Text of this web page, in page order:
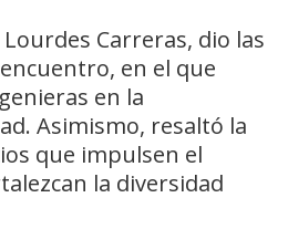
Carreras, dio las
en el que
en la
Asimismo, resaltó la
que impulsen el
la diversidad